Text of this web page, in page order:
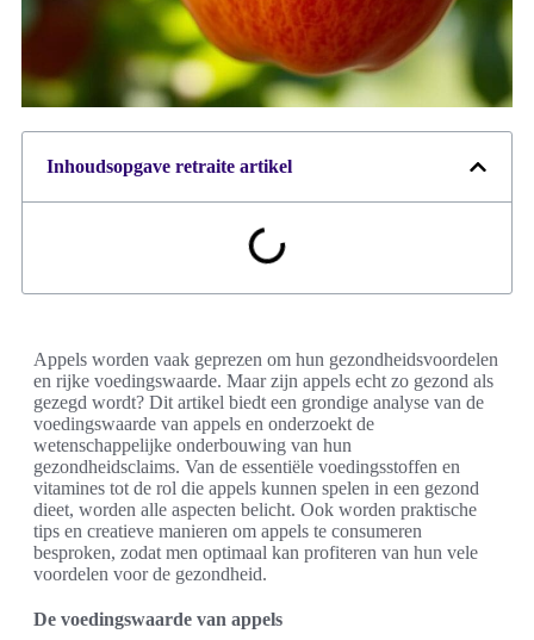
Inhoudsopgave retraite artikel
Appels worden vaak geprezen om hun gezondheidsvoordelen
en rijke voedingswaarde. Maar zijn appels echt zo gezond als
gezegd wordt? Dit artikel biedt een grondige analyse van de
voedingswaarde van appels en onderzoekt de
wetenschappelijke onderbouwing van hun
gezondheidsclaims. Van de essentiële voedingsstoffen en
vitamines tot de rol die appels kunnen spelen in een gezond
dieet, worden alle aspecten belicht. Ook worden praktische
tips en creatieve manieren om appels te consumeren
besproken, zodat men optimaal kan profiteren van hun vele
voordelen voor de gezondheid.
De voedingswaarde van appels